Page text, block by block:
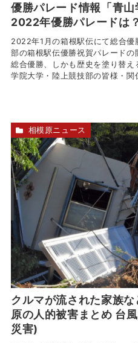
優勝パレード情報「青
2022年優勝パレードは？
2022年1月の箱根駅伝にて総合
部の箱根駅伝優勝祝賀パレード
総合優勝、しかも歴史を塗り替
学院大学・陸上競技部の皆様・
クルマが流された家族
原の人的被害まとめ 台
災害)
相模原ニュース